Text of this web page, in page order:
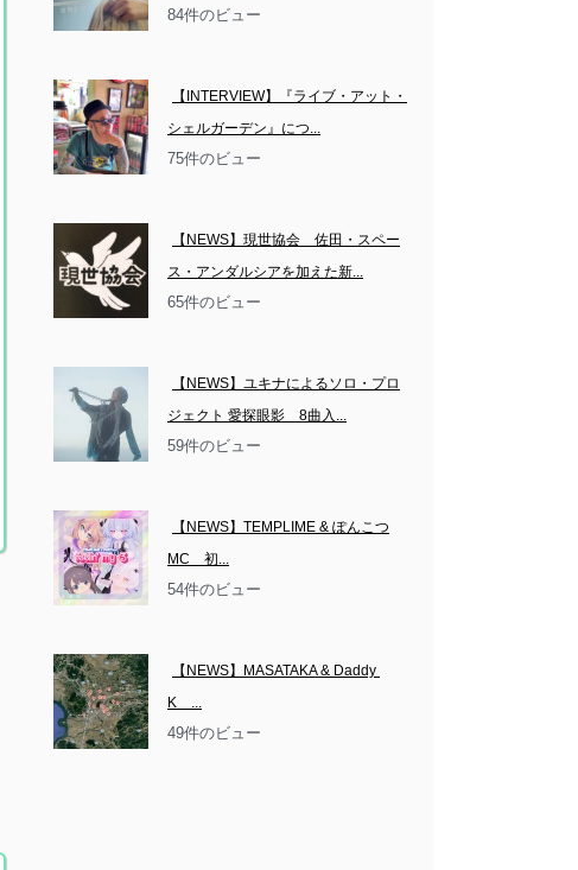
84件のビュー
【INTERVIEW】『ライブ・アット・
シェルガーデン』につ...
75件のビュー
【NEWS】現世協会　佐田・スペー
ス・アンダルシアを加えた新...
65件のビュー
【NEWS】ユキナによるソロ・プロ
ジェクト 愛探眼影　8曲入...
59件のビュー
【NEWS】TEMPLIME & ぽんこつ
MC　初...
54件のビュー
【NEWS】MASATAKA & Daddy
K　...
49件のビュー